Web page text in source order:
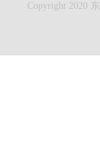
Copyright 2020